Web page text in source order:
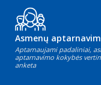
Asmenų
Aptarnaujami padaliniai,
aptarnavimo kokybės
anketa